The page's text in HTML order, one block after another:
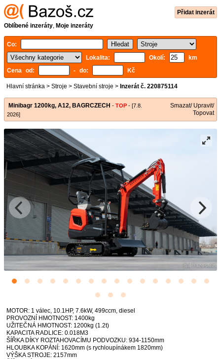
Přidat inzerát
Oblíbené inzeráty, Moje inzeráty
Co:
Lokalita:
Okolí:
km
Cena od:
- do: Kč
Hlavní stránka > Stroje > Stavební stroje > Inzerát č. 220875114
Minibagr 1200kg, A12, BAGRCZECH - TOP - [7.8.
2026]
Smazat/ Upravit/
Topovat
MOTOR: 1 válec, 10.1HP, 7.6kW, 499ccm, diesel
PROVOZNÍ HMOTNOST: 1400kg
UŽITEČNÁ HMOTNOST: 1200kg (1.2t)
KAPACITA RADLICE: 0.018M3
ŠÍŘKA DÍKY ROZTAHOVACÍMU PODVOZKU: 934-1150mm
HLOUBKA KOPÁNÍ: 1620mm (s rychloupínákem 1820mm)
VÝŠKA STROJE: 2157mm